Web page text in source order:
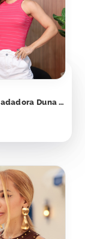
Regata Nadadora Duna Viva Magenta